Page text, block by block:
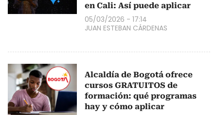
en Cali: Así puede aplicar
05/03/2026 - 17:14
JUAN ESTEBAN CÁRDENAS
Alcaldía de Bogotá ofrece
cursos GRATUITOS de
formación: qué programas
hay y cómo aplicar